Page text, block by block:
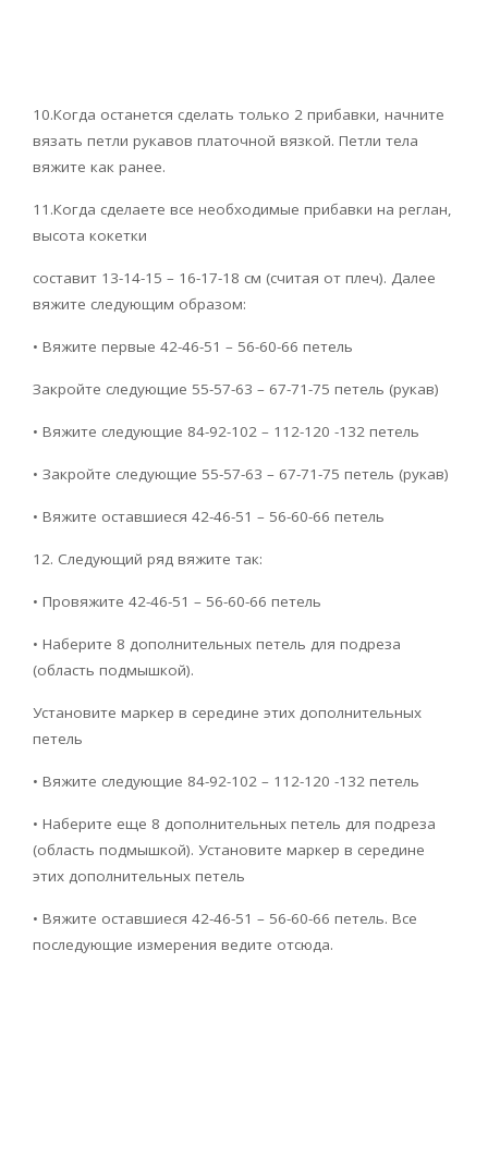
10.Когда останется сделать только 2 прибавки, начните
вязать петли рукавов платочной вязкой. Петли тела
вяжите как ранее.
11.Когда сделаете все необходимые прибавки на реглан,
высота кокетки
составит 13-14-15 – 16-17-18 см (считая от плеч). Далее
вяжите следующим образом:
• Вяжите первые 42-46-51 – 56-60-66 петель
Закройте следующие 55-57-63 – 67-71-75 петель (рукав)
• Вяжите следующие 84-92-102 – 112-120 -132 петель
• Закройте следующие 55-57-63 – 67-71-75 петель (рукав)
• Вяжите оставшиеся 42-46-51 – 56-60-66 петель
12. Следующий ряд вяжите так:
• Провяжите 42-46-51 – 56-60-66 петель
• Наберите 8 дополнительных петель для подреза
(область подмышкой).
Установите маркер в середине этих дополнительных
петель
• Вяжите следующие 84-92-102 – 112-120 -132 петель
• Наберите еще 8 дополнительных петель для подреза
(область подмышкой). Установите маркер в середине
этих дополнительных петель
• Вяжите оставшиеся 42-46-51 – 56-60-66 петель. Все
последующие измерения ведите отсюда.